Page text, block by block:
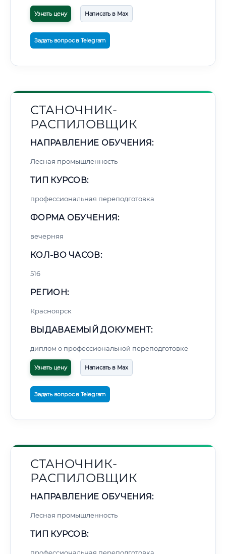
Узнать цену Написать в Max
Задать вопрос в Telegram
СТАНОЧНИК-
РАСПИЛОВЩИК
НАПРАВЛЕНИЕ ОБУЧЕНИЯ:
Лесная промышленность
ТИП КУРСОВ:
профессиональная переподготовка
ФОРМА ОБУЧЕНИЯ:
вечерняя
КОЛ-ВО ЧАСОВ:
516
РЕГИОН:
Красноярск
ВЫДАВАЕМЫЙ ДОКУМЕНТ:
диплом о профессиональной переподготовке
Узнать цену Написать в Max
Задать вопрос в Telegram
СТАНОЧНИК-
РАСПИЛОВЩИК
НАПРАВЛЕНИЕ ОБУЧЕНИЯ:
Лесная промышленность
ТИП КУРСОВ: